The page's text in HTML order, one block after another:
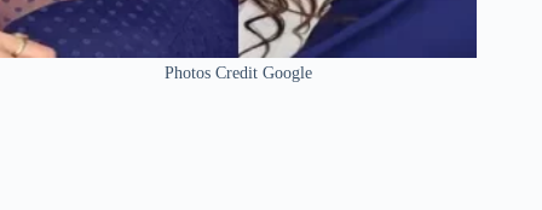
Photos Credit Google